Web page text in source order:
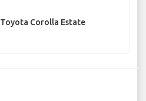
Toyota Corolla Estate